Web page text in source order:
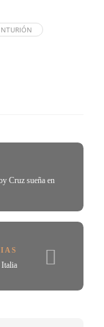
Cruz sueña en
Italia